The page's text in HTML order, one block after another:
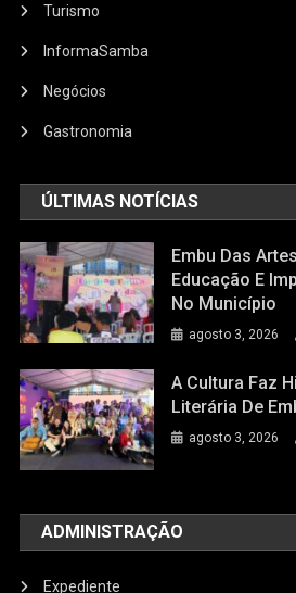
Turismo
InformaSamba
Negócios
Gastronomia
ÚLTIMAS NOTÍCIAS
Embu Das
Educação E
No Município
agosto 3, 2026
A Cultura Faz
Literária De
agosto 3, 2026
ADMINISTRAÇÃO
Expediente